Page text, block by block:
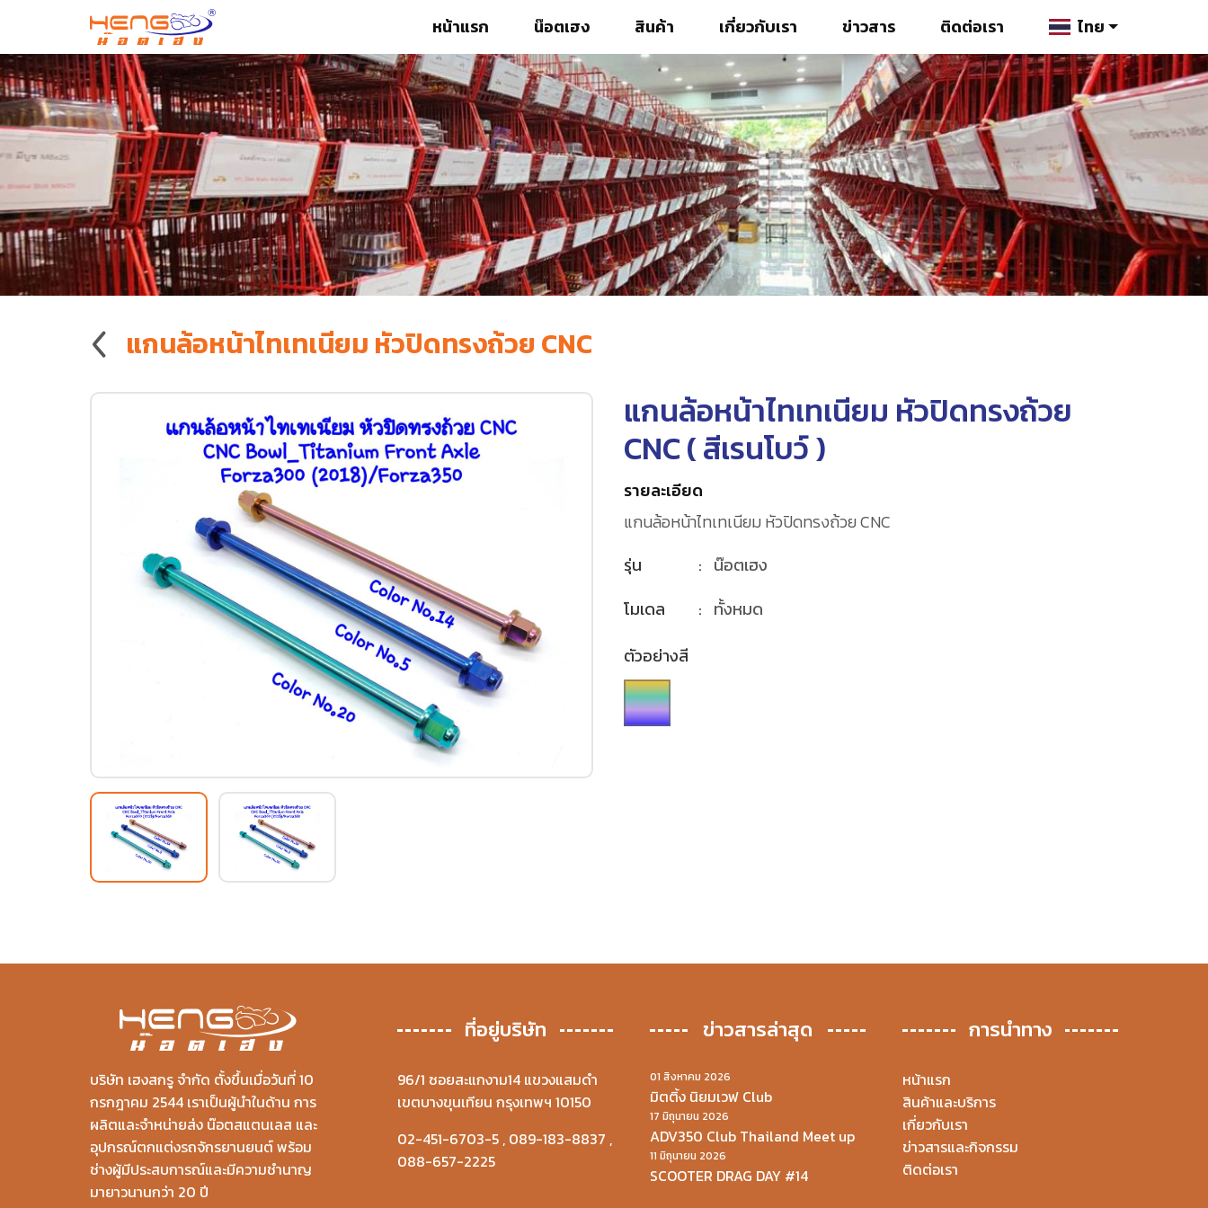
หน้าแรก น๊อตเฮง สินค้า เกี่ยวกับเรา ข่าวสาร ติดต่อเรา ไทย
แกนล้อหน้าไทเทเนียม หัวปิดทรงถ้วย CNC
แกนล้อหน้าไทเทเนียม หัวปิดทรงถ้วย
CNC (สีเรนโบว์)
รายละเอียด
แกนล้อหน้าไทเทเนียม หัวปิดทรงถ้วย CNC
รุ่น
: น๊อตเฮง
โมเดล
: ทั้งหมด
ตัวอย่างสี
บริษัท เฮงสกรู จำกัด ตั้งขึ้นเมื่อวันที่ 10
กรกฎาคม 2544 เราเป็นผู้นำในด้าน การ
ผลิตและจำหน่ายส่ง น๊อตสแตนเลส และ
อุปกรณ์ตกแต่งรถจักรยานยนต์ พร้อม
ช่างผู้มีประสบการณ์และมีความชำนาญ
มายาวนานกว่า 20 ปี
ที่อยู่บริษัท
96/1 ซอยสะแกงาม14 แขวงแสมดำ
เขตบางขุนเทียน กรุงเทพฯ 10150
02-451-6703-5 , 089-183-8837 ,
088-657-2225
ข่าวสารล่าสุด
01 สิงหาคม 2026
มิตติ้ง นิยมเวฟ Club
17 มิถุนายน 2026
ADV350 Club Thailand Meet up
11 มิถุนายน 2026
SCOOTER DRAG DAY #14
การนำทาง
หน้าแรก
สินค้าและบริการ
เกี่ยวกับเรา
ข่าวสารและกิจกรรม
ติดต่อเรา